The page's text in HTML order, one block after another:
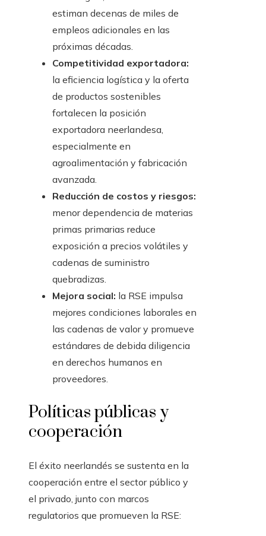
estiman decenas de miles de
empleos adicionales en las
próximas décadas.
Competitividad exportadora:
la eficiencia logística y la oferta
de productos sostenibles
fortalecen la posición
exportadora neerlandesa,
especialmente en
agroalimentación y fabricación
avanzada.
Reducción de costos y riesgos:
menor dependencia de materias
primas primarias reduce
exposición a precios volátiles y
cadenas de suministro
quebradizas.
Mejora social: la RSE impulsa
mejores condiciones laborales en
las cadenas de valor y promueve
estándares de debida diligencia
en derechos humanos en
proveedores.
Políticas públicas y
cooperación
El éxito neerlandés se sustenta en la
cooperación entre el sector público y
el privado, junto con marcos
regulatorios que promueven la RSE: